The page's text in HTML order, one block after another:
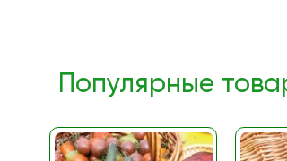
Популярные